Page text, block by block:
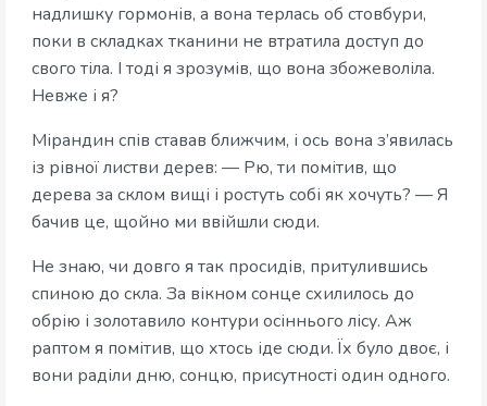
надлишку гормонів, а вона терлась об стовбури,
поки в складках тканини не втратила доступ до
свого тіла. І тоді я зрозумів, що вона збожеволіла.
Невже і я?
Мірандин спів ставав ближчим, і ось вона з’явилась
із рівної листви дерев: — Рю, ти помітив, що
дерева за склом вищі і ростуть собі як хочуть? — Я
бачив це, щойно ми ввійшли сюди.
Не знаю, чи довго я так просидів, притулившись
спиною до скла. За вікном сонце схилилось до
обрію і золотавило контури осіннього лісу. Аж
раптом я помітив, що хтось іде сюди. Їх було двоє, і
вони раділи дню, сонцю, присутності один одного.